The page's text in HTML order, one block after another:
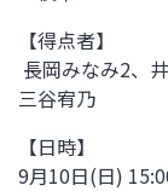
【得点者】
長岡みなみ2、
三谷宥乃
【日時】
9月10日(日)